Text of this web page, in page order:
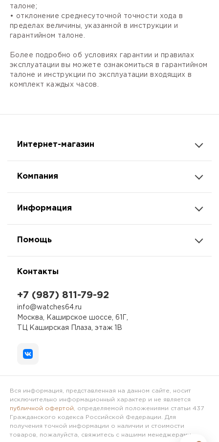
талоне;
• отклонение среднесуточной точности хода в
пределах величины, указанной в инструкции и
гарантийном талоне.
Более подробно об условиях гарантии и правилах
эксплуатации вы можете ознакомиться в гарантийном
талоне и инструкции по эксплуатации входящих в
комплект каждых часов.
Интернет-магазин
Компания
Информация
Помощь
Контакты
+7 (987) 811-79-92
info@watches64.ru
Москва, Каширское шоссе, 61Г,
ТЦ Каширская Плаза, этаж 1В
Вся информация, представленная на данном сайте, носит
исключительно информационный характер и не является
публичной офертой , определяемой положениями статьи 437
Гражданского кодекса Российской Федерации. Для
получения точной информации о наличии и стоимости
товаров, пожалуйста, свяжитесь с нашими менеджерами.